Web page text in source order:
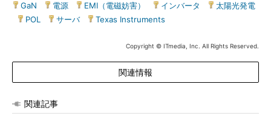
GaN 電源 EMI（電磁妨害） インバータ
太陽光発電
POL サーバ| Texas Instruments
Copyright © ITmedia, Inc. All Rights Reserved.
関連情報
関連記事